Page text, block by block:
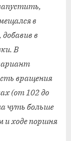
в
в
В
вращения
(от 102 до
чуть больше
и ходе поршня